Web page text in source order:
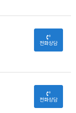
전화상담
전화상담